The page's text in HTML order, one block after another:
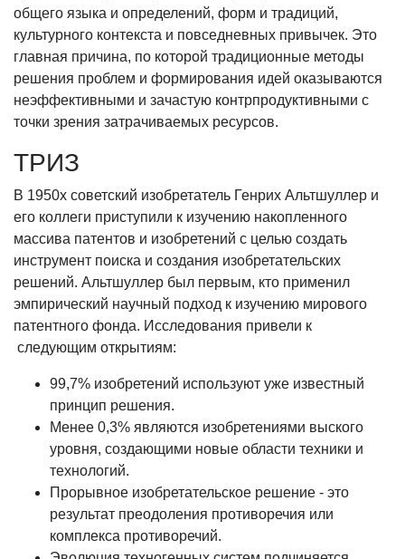
общего языка и определений, форм и традиций,
культурного контекста и повседневных привычек. Это
главная причина, по которой традиционные методы
решения проблем и формирования идей оказываются
неэффективными и зачастую контрпродуктивными с
точки зрения затрачиваемых ресурсов.
ТРИЗ
В 1950х советский изобретатель Генрих Альтшуллер и
его коллеги приступили к изучению накопленного
массива патентов и изобретений с целью создать
инструмент поиска и создания изобретательских
решений. Альтшуллер был первым, кто применил
эмпирический научный подход к изучению мирового
патентного фонда. Исследования привели к
следующим открытиям:
99,7% изобретений используют уже известный
принцип решения.
Менее 0,3% являются изобретениями выского
уровня, создающими новые области техники и
технологий.
Прорывное изобретательское решение - это
результат преодоления противоречия или
комплекса противоречий.